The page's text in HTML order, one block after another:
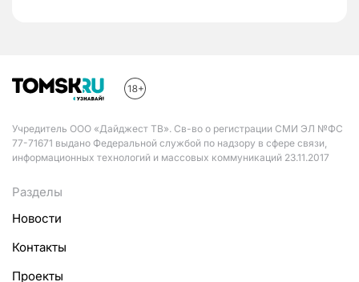
Учредитель ООО «Дайджест ТВ». Св-во о регистрации СМИ ЭЛ №ФС
77-71671 выдано Федеральной службой по надзору в сфере связи,
информационных технологий и массовых коммуникаций 23.11.2017
Разделы
Новости
Контакты
Проекты